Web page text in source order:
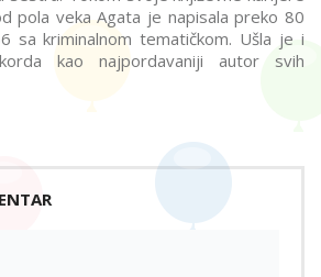
pola veka Agata je napisala preko 80
sa kriminalnom tematičkom. Ušla je i
kao najpordavaniji autor svih